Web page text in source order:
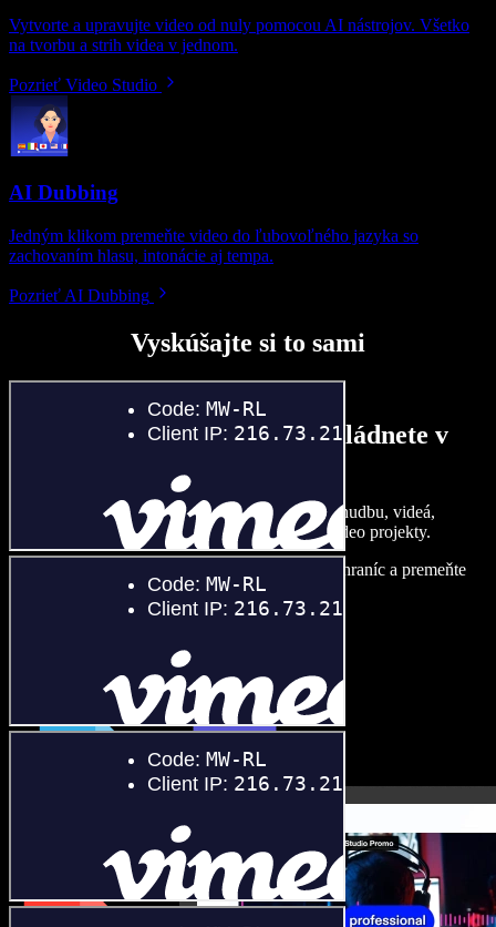
Vytvorte a upravujte video od nuly pomocou AI nástrojov. Všetko
na tvorbu a strih videa v jednom.
Pozrieť Video Studio
AI Dubbing
Jedným klikom premeňte video do ľubovoľného jazyka so
zachovaním hlasu, intonácie aj tempa.
Pozrieť AI Dubbing
Vyskúšajte si to sami
Tu je malá ukážka toho, čo zvládnete v
Vytvárajte dabingy, pridajte bezplatné obrázky, hudbu, videá,
klonujte svoj hlas – postavíte pôsobivé audio-video projekty.
Žiadne učenie, všetko v prehliadači – zbavte sa hraníc a premeňte
svoje nápady na realitu.